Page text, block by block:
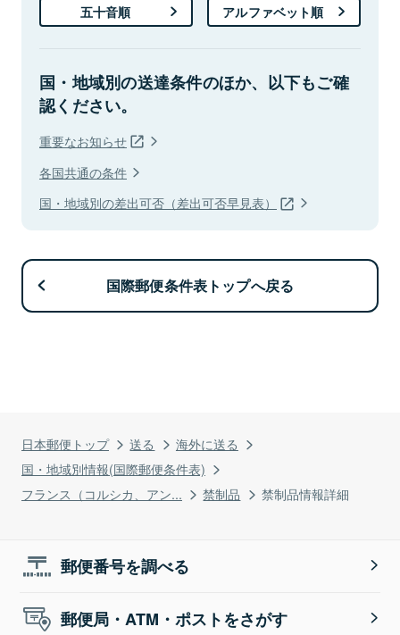
日本郵便トップ 送る
海外に送る
国・地域別情報(国際郵便条件表)
フランス（コルシカ、アン...
禁制品 禁制品情報詳細
五十音順 アルファベット順
国・地域別の送達条件のほか、以下もご確
認ください。
重要なお知らせ
各国共通の条件
国・地域別の差出可否（差出可否早見表）
国際郵便条件表トップへ戻る
郵便番号を調べる
郵便局・ATM・ポストをさがす